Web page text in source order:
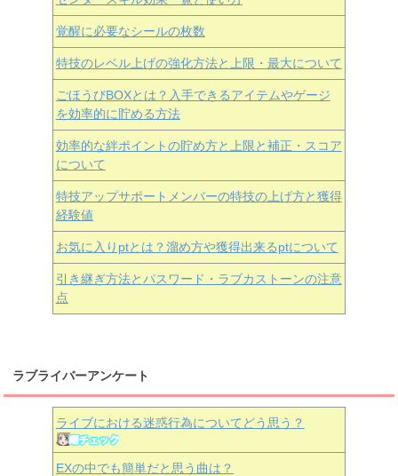
覚醒に必要なシールの枚数
特技のレベル上げの強化方法と上限・最大について
ごほうびBOXとは？入手できるアイテムやゲージ
を効率的に貯める方法
効率的な絆ポイントの貯め方と上限と補正・スコア
について
特技アップサポートメンバーの特技の上げ方と獲得
経験値
お気に入りptとは？溜め方や獲得出来るptについて
引き継ぎ方法とパスワード・ラブカストーンの注意
点
ラブライバーアンケート
ライブにおける迷惑行為についてどう思う？
EXの中でも簡単だと思う曲は？